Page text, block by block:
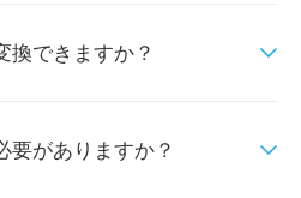
換できますか？
要がありますか？